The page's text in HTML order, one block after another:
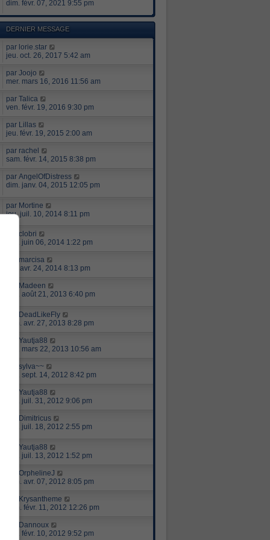
dim. févr. 07, 2021 9:55 pm
DERNIER MESSAGE
par lorie.star
jeu. oct. 26, 2017 5:42 am
par Joojo
mer. mars 16, 2016 11:56 am
par Talica
ven. févr. 19, 2016 9:30 pm
par Lillas
jeu. févr. 19, 2015 2:00 am
par rachel
sam. févr. 14, 2015 8:38 pm
par AngelOfDistress
dim. janv. 04, 2015 12:05 pm
par Mortine
jeu. juil. 10, 2014 8:11 pm
clobri
ven. juin 06, 2014 1:22 pm
marcisa
jeu. avr. 24, 2014 8:13 pm
Madeen
mer. août 21, 2013 6:40 pm
DeadLikeFly
sam. avr. 27, 2013 8:28 pm
Yautja88
ven. mars 22, 2013 10:56 am
sylva~~
ven. sept. 14, 2012 8:42 pm
Yautja88
mar. juil. 31, 2012 9:06 pm
Dimitricus
mer. juil. 18, 2012 2:55 pm
Yautja88
ven. juil. 13, 2012 1:52 pm
OrphelineJ
sam. avr. 07, 2012 8:05 pm
Krysantheme
sam. févr. 11, 2012 12:26 pm
Dannoux
ven. févr. 10, 2012 9:52 pm